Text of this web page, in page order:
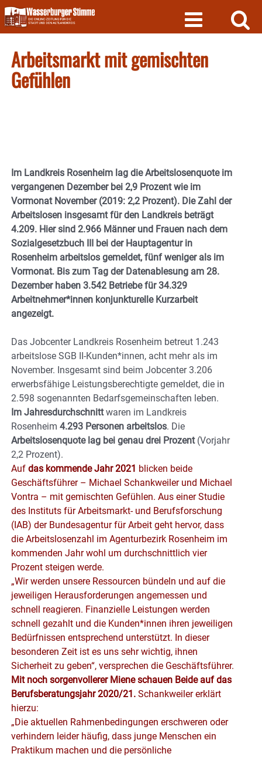
Skip
to
content
Arbeitsmarkt mit gemischten
Gefühlen
Im Landkreis Rosenheim lag die Arbeitslosenquote im
vergangenen Dezember bei 2,9 Prozent wie im
Vormonat November (2019: 2,2 Prozent). Die Zahl der
Arbeitslosen insgesamt für den Landkreis beträgt
4.209. Hier sind 2.966 Männer und Frauen nach dem
Sozialgesetzbuch III bei der Hauptagentur in
Rosenheim arbeitslos gemeldet, fünf weniger als im
Vormonat. Bis zum Tag der Datenablesung am 28.
Dezember haben 3.542 Betriebe für 34.329
Arbeitnehmer*innen konjunkturelle Kurzarbeit
angezeigt.
Das Jobcenter Landkreis Rosenheim betreut 1.243
arbeitslose SGB II-Kunden*innen, acht mehr als im
November. Insgesamt sind beim Jobcenter 3.206
erwerbsfähige Leistungsberechtigte gemeldet, die in
2.598 sogenannten Bedarfsgemeinschaften leben.
Im Jahresdurchschnittwaren im Landkreis
Rosenheim 4.293 Personen arbeitslos. Die
Arbeitslosenquote lag bei genau drei Prozent (Vorjahr
2,2 Prozent).
Auf das kommende Jahr 2021 blicken beide
Geschäftsführer – Michael Schankweiler und Michael
Vontra – mit gemischten Gefühlen. Aus einer Studie
des Instituts für Arbeitsmarkt- und Berufsforschung
(IAB) der Bundesagentur für Arbeit geht hervor, dass
die Arbeitslosenzahl im Agenturbezirk Rosenheim im
kommenden Jahr wohl um durchschnittlich vier
Prozent steigen werde.
„Wir werden unsere Ressourcen bündeln und auf die
jeweiligen Herausforderungen angemessen und
schnell reagieren. Finanzielle Leistungen werden
schnell gezahlt und die Kunden*innen ihren jeweiligen
Bedürfnissen entsprechend unterstützt. In dieser
besonderen Zeit ist es uns sehr wichtig, ihnen
Sicherheit zu geben“, versprechen die Geschäftsführer.
Mit noch sorgenvollerer Miene schauen Beide auf das
Berufsberatungsjahr 2020/21. Schankweiler erklärt
hierzu:
„Die aktuellen Rahmenbedingungen erschweren oder
verhindern leider häufig, dass junge Menschen ein
Praktikum machen und die persönliche